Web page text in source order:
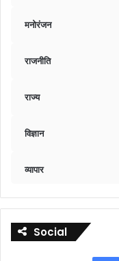
मनोरंजन
राजनीति
राज्य
विज्ञान
व्यापार
Social